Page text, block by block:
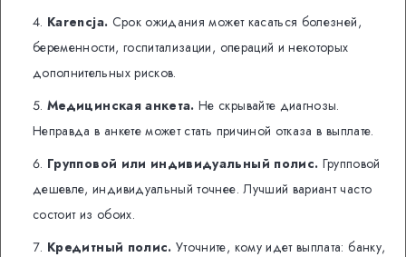
Karencja. Срок ожидания может касаться болезней,
беременности, госпитализации, операций и некоторых
дополнительных рисков.
Медицинская анкета. Не скрывайте диагнозы.
Неправда в анкете может стать причиной отказа в выплате.
Групповой или индивидуальный полис. Групповой
дешевле, индивидуальный точнее. Лучший вариант часто
состоит из обоих.
Кредитный полис. Уточните, кому идет выплата: банку,